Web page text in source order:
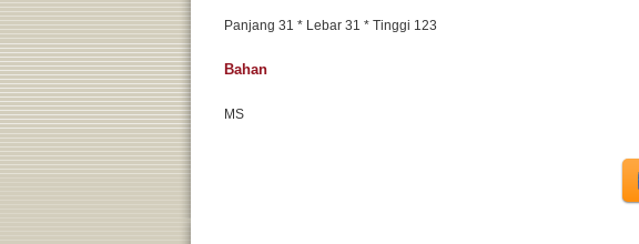
Panjang 31 * Lebar 31 * Tinggi 123
Bahan
MS